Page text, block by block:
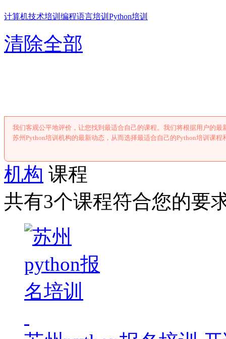
计算机技术培训 编程语言培训 Python培训
清除全部
我们客观公平地评价，让您找到最适合自己的课程。我们将根据用户的
苏州Python培训机构的最新动态，从而选择最适合自己的Python培训课程
机构 课程
共有3个课程符合您的要